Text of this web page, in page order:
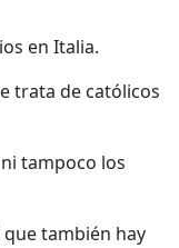
en Italia.
trata de católicos
tampoco los
también hay